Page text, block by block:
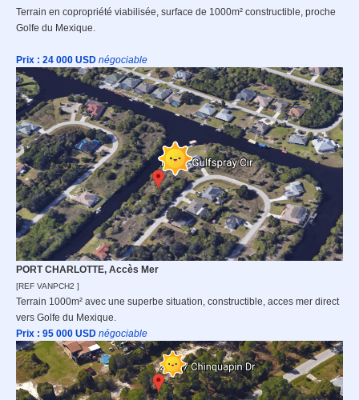
Terrain en copropriété viabilisée, surface de 1000m² constructible, proche
Golfe du Mexique.
Prix : 24 000 USD négociable
PORT CHARLOTTE, Accès Mer
[REF VANPCH2 ]
Terrain 1000m² avec une superbe situation, constructible, acces mer direct
vers Golfe du Mexique.
Prix : 95 000 USD négociable